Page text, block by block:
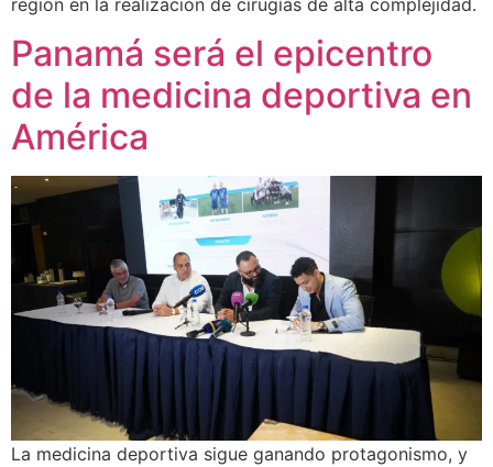
región en la realización de cirugías de alta complejidad.
Panamá será el epicentro
de la medicina deportiva en
América
La medicina deportiva sigue ganando protagonismo, y